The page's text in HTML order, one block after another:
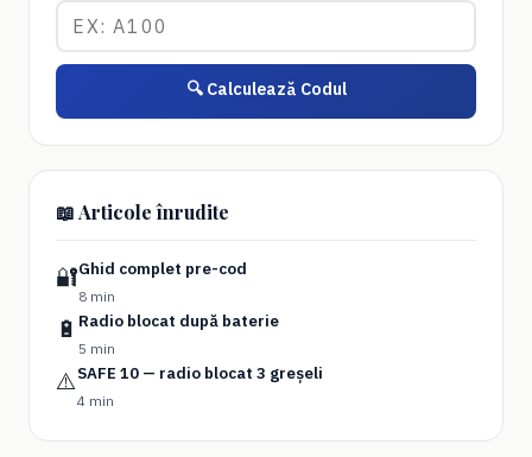
🔍 Calculează Codul
📖 Articole înrudite
🔐Ghid complet pre-cod
8 min
🔋 Radio blocat după baterie
5 min
⚠️SAFE 10 — radio blocat 3 greșeli
4 min